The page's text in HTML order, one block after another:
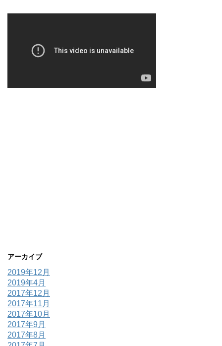
アーカイブ
2019年12月
2019年4月
2017年12月
2017年11月
2017年10月
2017年9月
2017年8月